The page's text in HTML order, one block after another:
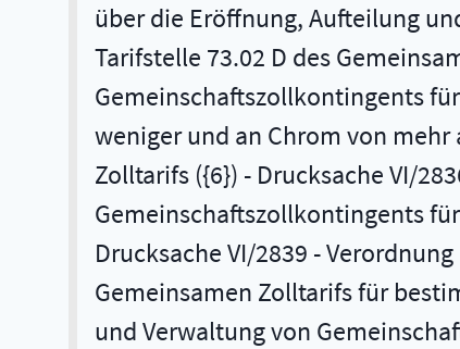
über die Eröffnung, Aufteilung
Tarifstelle 73.02 D des
Gemeinschaftszollkontingents
weniger und an Chrom von mehr
Zolltarifs ({6}) - Drucksache VI/
Gemeinschaftszollkontingents
Drucksache VI/2839 -
Gemeinsamen Zolltarifs für
und Verwaltung von